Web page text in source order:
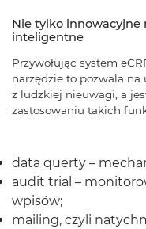
Nie tylko innowacyjne
inteligentne
Przywołując system
narzędzie to pozwala
z ludzkiej nieuwagi, a
zastosowaniu takich
data querty –
audit trial –
wpisów;
mailing, czyli